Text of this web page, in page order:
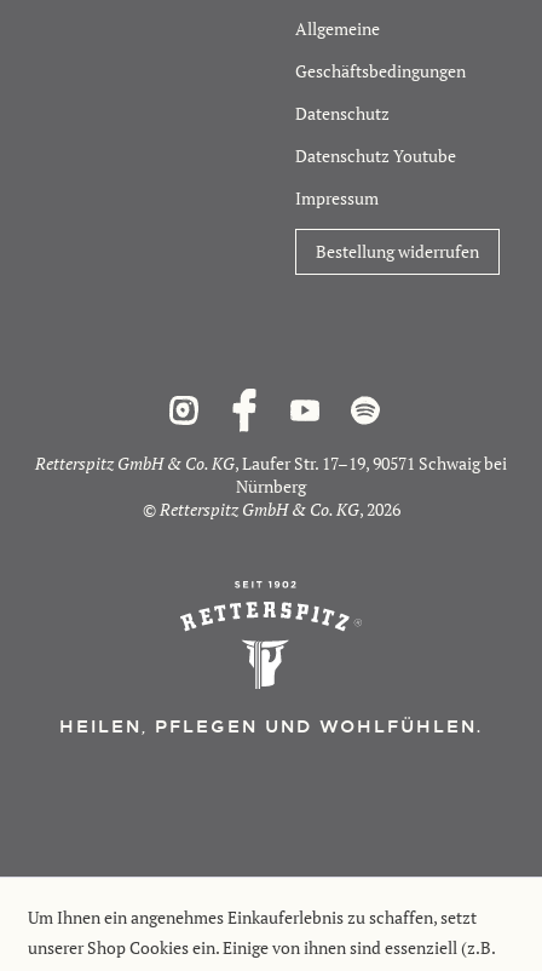
Allgemeine
Geschäftsbedingungen
Datenschutz
Datenschutz Youtube
Impressum
Bestellung widerrufen
Retterspitz GmbH & Co. KG, Laufer Str. 17–19, 90571 Schwaig bei
Nürnberg
© Retterspitz GmbH & Co. KG, 2026
HEILEN, PFLEGEN UND WOHLFÜHLEN.
Um Ihnen ein angenehmes Einkauferlebnis zu schaffen, setzt
unserer Shop Cookies ein. Einige von ihnen sind essenziell (z.B.